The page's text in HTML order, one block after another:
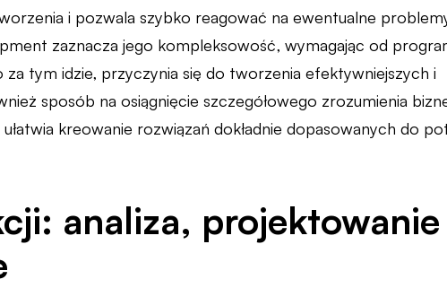
i pozwala szybko reagować na ewentualne
zaznacza jego kompleksowość, wymagając od
tym idzie, przyczynia się do tworzenia efektywniejszych i
sposób na osiągnięcie szczegółowego zrozumienia
kreowanie rozwiązań dokładnie dopasowanych do
analiza, projektowanie